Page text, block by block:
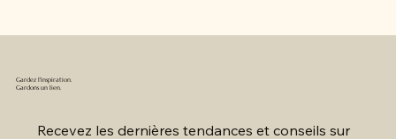
Gardez l'inspiration.
Gardons un lien.
Recevez les dernières tendances et conseils sur